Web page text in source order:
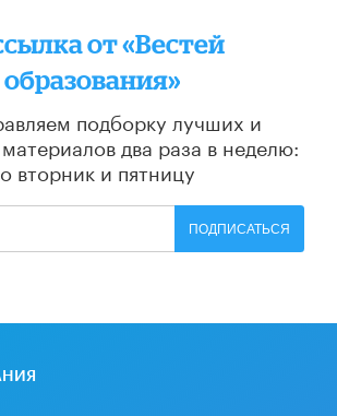
от «Вестей
образования»
подборку лучших и
два раза в неделю:
вторник и пятницу
ПОДПИСАТЬСЯ